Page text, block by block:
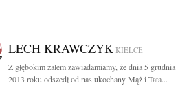
LECH KRAWCZYK KIELCE
Z głębokim żalem zawiadamiamy, że dnia 5 grudnia
2013 roku odszedł od nas ukochany Mąż i Tata...